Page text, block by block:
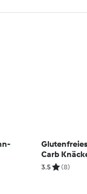
Carb
3.5 (8)